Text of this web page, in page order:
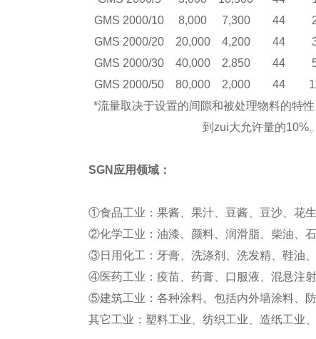
GMS 2000/10
8,000 7,300 44
GMS 2000/20
20,000 4,200 44
GMS 2000/30
40,000 2,850 44
GMS 2000/50
80,000 2,000 44
*流量取决于设置的间隙和被处理物料的特
到zui大允许量的10%。
SGN 应用领域：
①食品工业：果酱、果汁、豆酱、豆沙、花
②化学工业：油漆、颜料、润滑脂、柴油、
③日用化工：牙膏、洗涤剂、洗发精、鞋油
④医药工业：疫苗、药膏、口服液、混悬注射
⑤建筑工业：各种涂料。包括内外墙涂料、
其它工业：塑料工业、纺织工业、造纸工业